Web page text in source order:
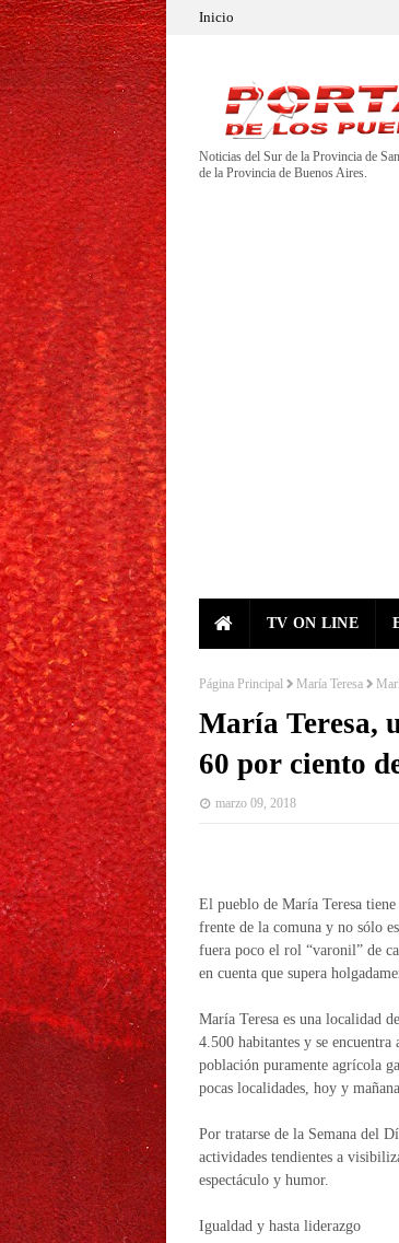
Inicio
Noticias del Sur de la Provincia de
de la Provincia de Buenos Aires.
TV ON LINE
Página Principal María Teresa
María Teresa,
60 por ciento
marzo 09, 2018
El pueblo de María Teresa
frente de la comuna y no sólo
fuera poco el rol “varonil” de
en cuenta que supera
María Teresa es una localidad
4.500 habitantes y se
población puramente agrícola
pocas localidades, hoy y
Por tratarse de la Semana del
actividades tendientes a
espectáculo y humor.
Igualdad y hasta liderazgo